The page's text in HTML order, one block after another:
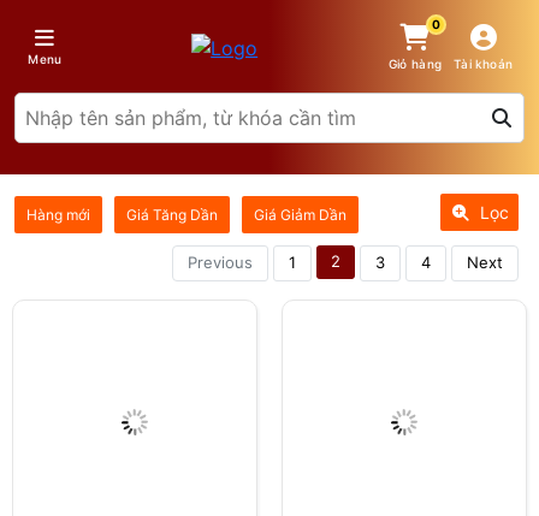
Menu
0
Giỏ hàng Tài khoản
Hàng mới Giá Tăng Dần Giá Giảm Dần Lọc
Previous 1 2 3 4 Next